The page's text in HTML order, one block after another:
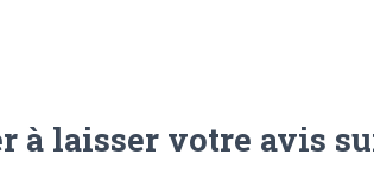
à laisser votre avis